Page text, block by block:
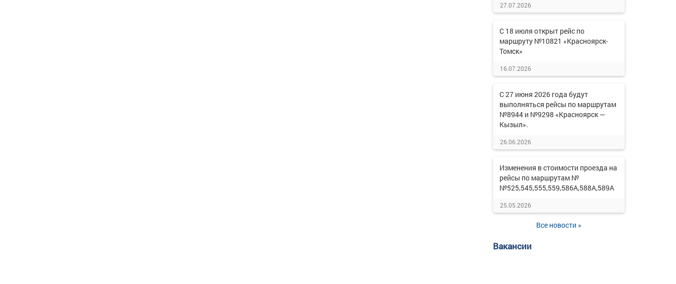
27.07.2026
С 18 июля открыт рейс по
маршруту №10821 «Красноярск-
Томск»
16.07.2026
С 27 июня 2026 года будут
выполняться рейсы по маршрутам
№8944 и №9298 «Красноярск —
Кызыл».
26.06.2026
Изменения в стоимости проезда на
рейсы по маршрутам №
№525,545,555,559,586А,588А,589А
25.05.2026
Все новости »
Вакансии